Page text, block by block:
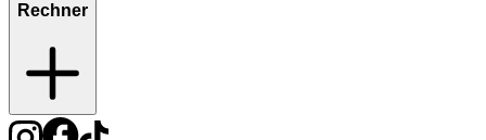
Rechner